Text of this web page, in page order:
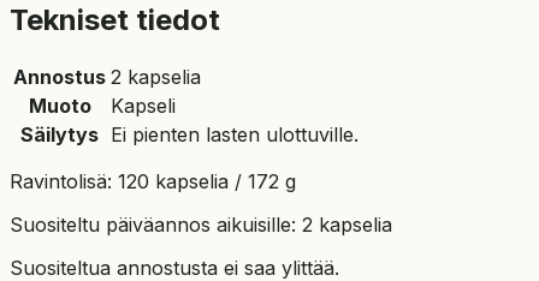
Tekniset tiedot
Annostus 2 kapselia
Muoto
Kapseli
Säilytys Ei pienten lasten ulottuville.
Ravintolisä: 120 kapselia / 172 g
Suositeltu päiväannos aikuisille: 2 kapselia
Suositeltua annostusta ei saa ylittää.